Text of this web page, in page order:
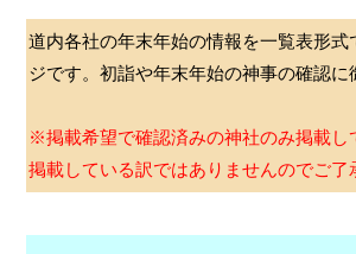
道内各社の年末年始の情報を一覧表形
ジです。初詣や年末年始の神事の確認に
※掲載希望で確認済みの神社のみ掲載し
掲載している訳ではありませんのでご了